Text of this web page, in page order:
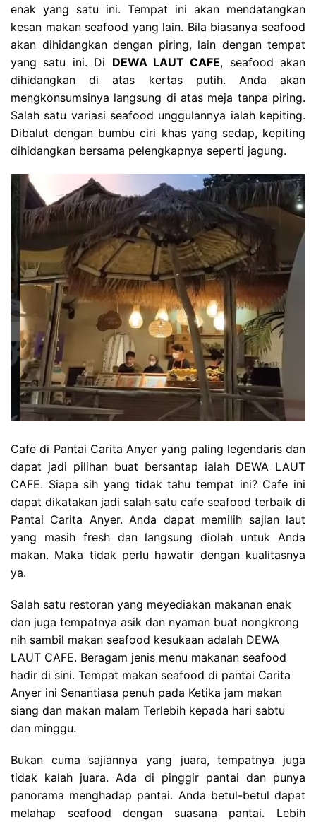
enak yang satu ini. Tempat ini akan mendatangkan
kesan makan seafood yang lain. Bila biasanya seafood
akan dihidangkan dengan piring, lain dengan tempat
yang satu ini. Di DEWA LAUT CAFE, seafood akan
dihidangkan di atas kertas putih. Anda akan
mengkonsumsinya langsung di atas meja tanpa piring.
Salah satu variasi seafood unggulannya ialah kepiting.
Dibalut dengan bumbu ciri khas yang sedap, kepiting
dihidangkan bersama pelengkapnya seperti jagung.
Cafe di Pantai Carita Anyer yang paling legendaris dan
dapat jadi pilihan buat bersantap ialah DEWA LAUT
CAFE. Siapa sih yang tidak tahu tempat ini? Cafe ini
dapat dikatakan jadi salah satu cafe seafood terbaik di
Pantai Carita Anyer. Anda dapat memilih sajian laut
yang masih fresh dan langsung diolah untuk Anda
makan. Maka tidak perlu hawatir dengan kualitasnya
ya.
Salah satu restoran yang meyediakan makanan enak
dan juga tempatnya asik dan nyaman buat nongkrong
nih sambil makan seafood kesukaan adalah DEWA
LAUT CAFE. Beragam jenis menu makanan seafood
hadir di sini. Tempat makan seafood di pantai Carita
Anyer ini Senantiasa penuh pada Ketika jam makan
siang dan makan malam Terlebih kepada hari sabtu
dan minggu.
Bukan cuma sajiannya yang juara, tempatnya juga
tidak kalah juara. Ada di pinggir pantai dan punya
panorama menghadap pantai. Anda betul-betul dapat
melahap seafood dengan suasana pantai. Lebih